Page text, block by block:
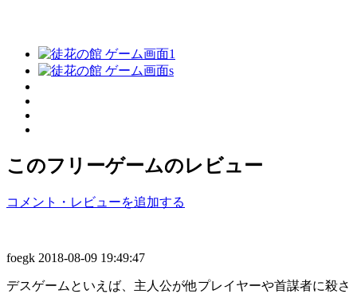
このフリーゲームのレビュー
コメント・レビューを追加する
foegk 2018-08-09 19:49:47
デスゲームといえば、主人公が他プレイヤーや首謀者に殺さ